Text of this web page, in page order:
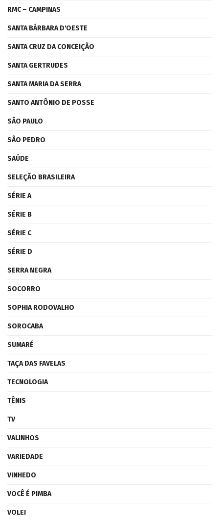
RMC – CAMPINAS
SANTA BÁRBARA D'OESTE
SANTA CRUZ DA CONCEIÇÃO
SANTA GERTRUDES
SANTA MARIA DA SERRA
SANTO ANTÔNIO DE POSSE
SÃO PAULO
SÃO PEDRO
SAÚDE
SELEÇÃO BRASILEIRA
SÉRIE A
SÉRIE B
SÉRIE C
SÉRIE D
SERRA NEGRA
SOCORRO
SOPHIA RODOVALHO
SOROCABA
SUMARÉ
TAÇA DAS FAVELAS
TECNOLOGIA
TÊNIS
TV
VALINHOS
VARIEDADE
VINHEDO
VOCÊ É PIMBA
VOLEI